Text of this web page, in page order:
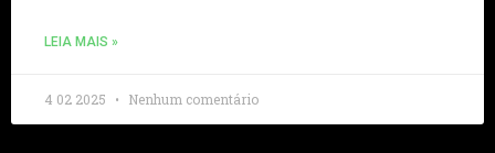
LEIA MAIS »
4 02 2025 Nenhum comentário